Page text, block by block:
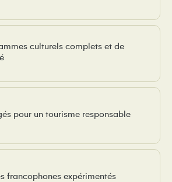
culturels complets et de
pour un tourisme responsable
francophones expérimentés